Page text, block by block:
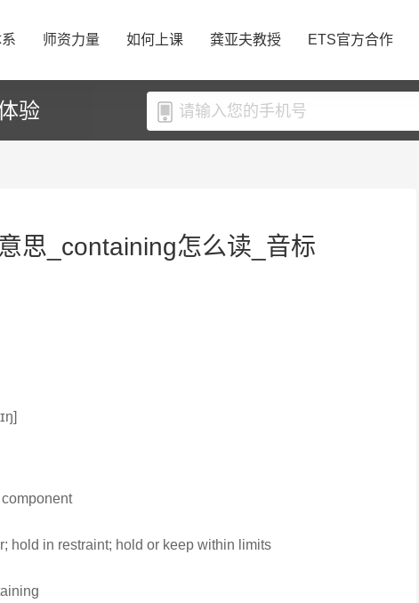
师资力量 如何上课 龚亚夫教授 ETS官方合作
验
思_containing怎么读_音标
hold in restraint; hold or keep within limits